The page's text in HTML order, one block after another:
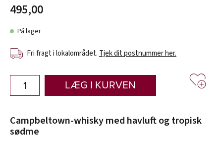
495,00
På lager
Fri fragt i lokalområdet. Tjek dit postnummer her.
LÆG I KURVEN
Campbeltown-whisky med havluft og tropisk
sødme